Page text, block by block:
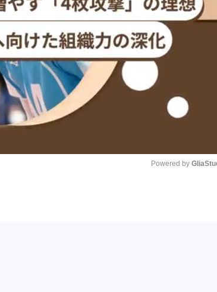
Powered by